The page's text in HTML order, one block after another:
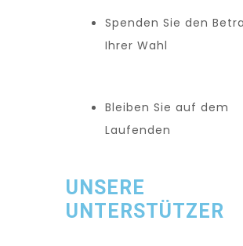
Spenden Sie den
Ihrer Wahl
Bleiben Sie auf dem
Laufenden
UNSERE
UNTERSTÜTZER